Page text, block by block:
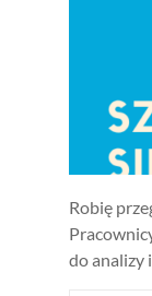
Robię
do analizy